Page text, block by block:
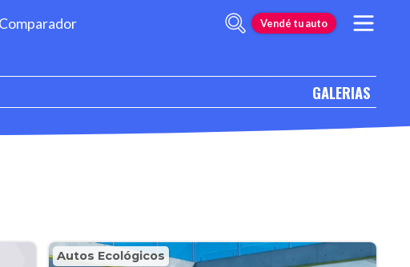
Comparador Vendé tu auto
GALERIAS
Autos Ecológicos